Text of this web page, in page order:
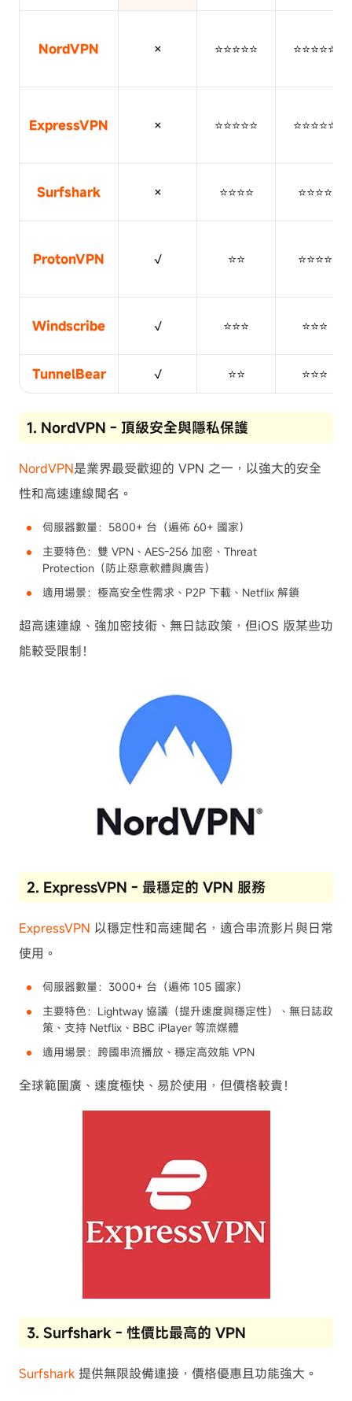
NordVPN × ⭐⭐⭐⭐⭐ ⭐⭐⭐⭐⭐
ExpressVPN × ⭐⭐⭐⭐⭐ ⭐⭐⭐⭐⭐
Surfshark × ⭐⭐⭐⭐ ⭐⭐⭐⭐
ProtonVPN √ ⭐⭐ ⭐⭐⭐⭐
Windscribe √ ⭐⭐⭐ ⭐⭐⭐
TunnelBear √ ⭐⭐ ⭐⭐⭐
1. NordVPN - 頂級安全與隱私保護
NordVPN是業界最受歡迎的 VPN 之一，以強大的安全
性和高速連線聞名。
伺服器數量：5800+ 台（遍佈 60+ 國家）
主要特色：雙 VPN、AES-256 加密、Threat
Protection（防止惡意軟體與廣告）
適用場景：極高安全性需求、P2P 下載、Netflix 解鎖
超高速連線、強加密技術、無日誌政策，但iOS 版某些功
能較受限制！
2. ExpressVPN - 最穩定的 VPN 服務
ExpressVPN 以穩定性和高速聞名，適合串流影片與日常
使用。
伺服器數量：3000+ 台（遍佈 105 國家）
主要特色：Lightway 協議（提升速度與穩定性）、無日誌政
策、支持 Netflix、BBC iPlayer 等流媒體
適用場景：跨國串流播放、穩定高效能 VPN
全球範圍廣、速度極快、易於使用，但價格較貴！
3. Surfshark - 性價比最高的 VPN
Surfshark 提供無限設備連接，價格優惠且功能強大。